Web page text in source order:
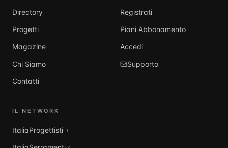
Directory
Progetti
Magazine
Chi Siamo
Contatti
Registrati
Piani Abbonamento
Accedi
Supporto
IL NETWORK
ItaliaProgettisti